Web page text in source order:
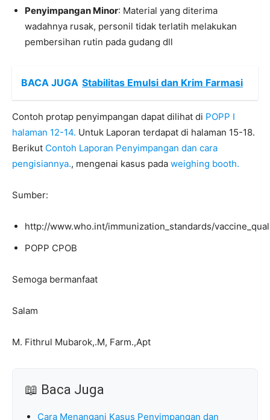
Penyimpangan Minor: Material yang diterima
wadahnya rusak, personil tidak terlatih melakukan
pembersihan rutin pada gudang dll
BACA JUGA Stabilitas Emulsi dan Krim Farmasi
Contoh protap penyimpangan dapat dilihat di POPP I
halaman 12-14. Untuk Laporan terdapat di halaman 15-18.
Berikut Contoh Laporan Penyimpangan dan cara
pengisiannya., mengenai kasus pada weighing booth.
Sumber:
http://www.who.int/immunization_standards/
POPP CPOB
Semoga bermanfaat
Salam
M. Fithrul Mubarok,.M, Farm.,Apt
📖 Baca Juga
Cara Menangani Kasus Penyimpangan dan